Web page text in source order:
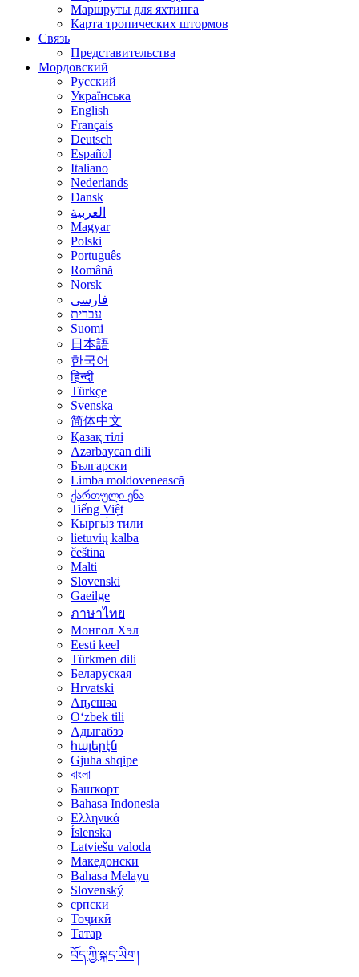
Маршруты для яхтинга
Карта тропических штормов
Связь
Представительства
Мордовский
Русский
Українська
English
Français
Deutsch
Español
Italiano
Nederlands
Dansk
العربية
Magyar
Polski
Português
Română
Norsk
فارسی
עברית
Suomi
日本語
한국어
हिन्दी
Türkçe
Svenska
简体中文
Қазақ тілі
Azərbaycan dili
Български
Limba moldovenească
ქართული ენა
Tiếng Việt
Кыргы́з тили
lietuvių kalba
čeština
Malti
Slovenski
Gaeilge
ภาษาไทย
Монгол Хэл
Eesti keel
Türkmen dili
Беларуская
Hrvatski
Аҧсшәа
Oʻzbek tili
Адыгабзэ
հայերէն
Gjuha shqipe
বাংলা
Башҡорт
Bahasa Indonesia
Ελληνικά
Íslenska
Latviešu valoda
Македонски
Bahasa Melayu
Slovenský
српски
Тоҷикӣ
Татар
བོད་ཀྱི་སྐད་ཡིག།